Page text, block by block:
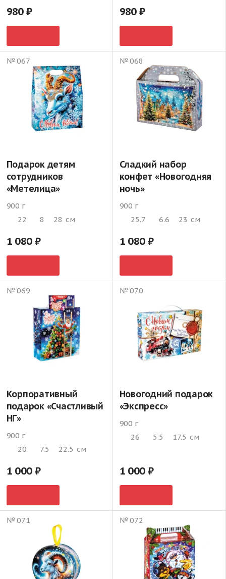
980 980
№ 067
Подарок детям
сотрудников
«Метелица»
900 г
22
8 28 см
1 080
№ 068
Сладкий набор
конфет «Новогодняя
ночь»
900 г
25.7
6.6 23 см
1 080
№ 069
Корпоративный
подарок «Счастливый
НГ»
900 г
20
7.5 22.5 см
1 000
№ 070
Новогодний подарок
«Экспресс»
900 г
26
5.5 17.5 см
1 000
№ 071 № 072